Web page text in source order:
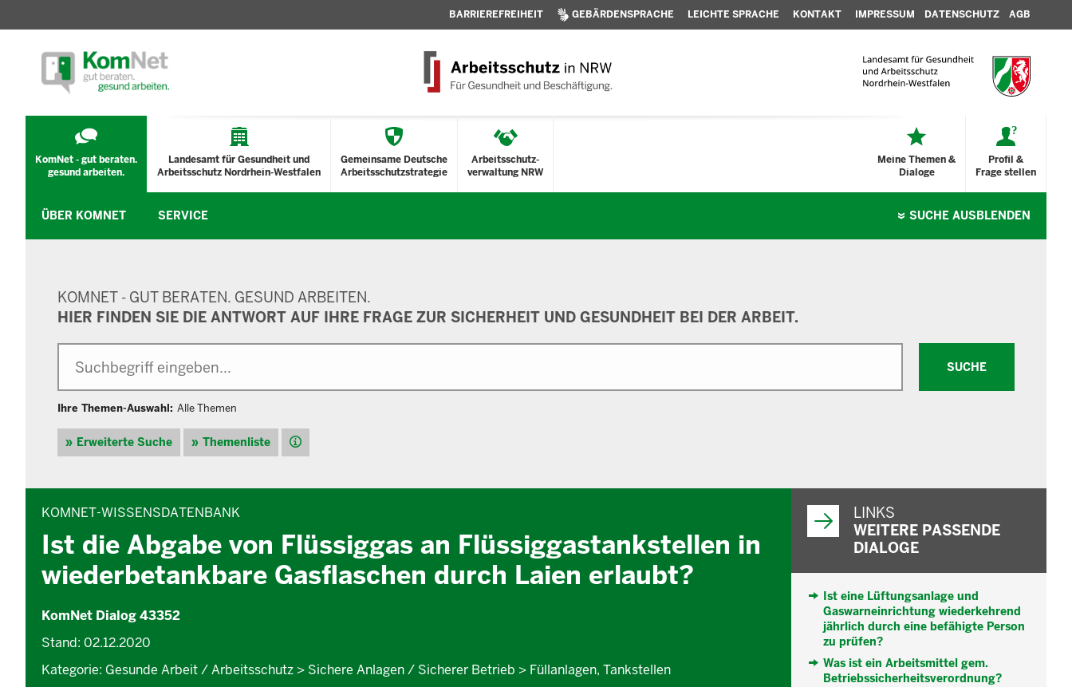
BARRIEREFREIHEIT GEBÄRDENSPRACHE LEICHTE SPRACHE KONTAKT IMPRESSUM DATENSCHUTZ AGB
KomNet - gut beraten.
gesund arbeiten.
Landesamt für Gesundheit und
Arbeitsschutz Nordrhein-Westfalen
Gemeinsame Deutsche
Arbeitsschutzstrategie
Arbeitsschutz-
verwaltung NRW
Profil &
Frage stellen
Meine Themen &
Dialoge
ÜBER KOMNET SERVICE SUCHE AUSBLENDEN
KOMNET - GUT BERATEN. GESUND ARBEITEN.
HIER FINDEN SIE DIE ANTWORT AUF IHRE FRAGE ZUR SICHERHEIT UND GESUNDHEIT BEI DER ARBEIT.
SUCHE
Ihre Themen-Auswahl: Alle Themen
Erweiterte Suche Themenliste Hilfe
KOMNET-WISSENSDATENBANK
Ist die Abgabe von Flüssiggas an Flüssiggastankstellen in
wiederbetankbare Gasflaschen durch Laien erlaubt?
KomNet Dialog 43352
Stand: 02.12.2020
Kategorie: Gesunde Arbeit / Arbeitsschutz > Sichere Anlagen / Sicherer Betrieb > Füllanlagen, Tankstellen
LINKS
WEITERE PASSENDE
DIALOGE
Ist eine Lüftungsanlage und
Gaswarneinrichtung wiederkehrend
jährlich durch eine befähigte Person
zu prüfen?
Was ist ein Arbeitsmittel gem.
Betriebssicherheitsverordnung?